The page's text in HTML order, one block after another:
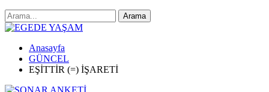
Anasayfa
GÜNCEL
EŞİTTİR (=) İŞARETİ